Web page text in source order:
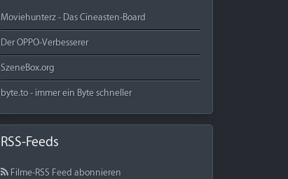
Moviehunterz - Das Cineasten-Board
Der OPPO-Verbesserer
SzeneBox.org
byte.to - immer ein Byte schneller
RSS-Feeds
Filme-RSS Feed abonnieren